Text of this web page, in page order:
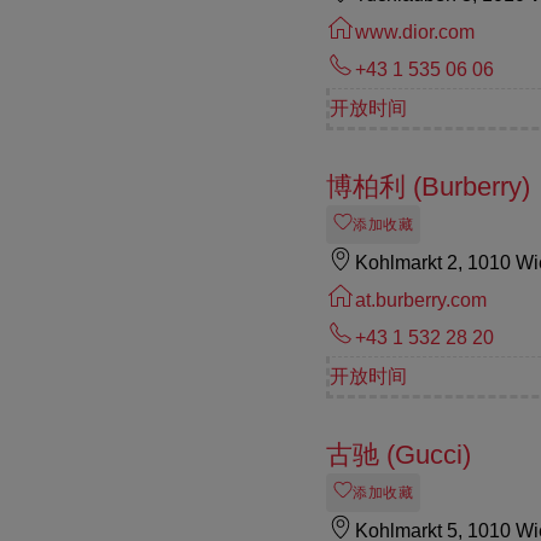
www.dior.com
+43 1 535 06 06
开放时间
博柏利 (Burberry)
添加收藏
Kohlmarkt 2, 1010
at.burberry.com
+43 1 532 28 20
开放时间
古驰 (Gucci)
添加收藏
Kohlmarkt 5, 1010